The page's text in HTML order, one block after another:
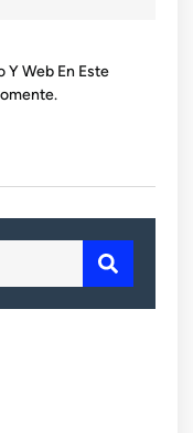
Y Web En Este